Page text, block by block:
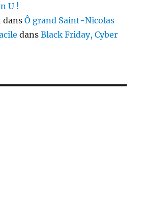
U !
dansÔ grand Saint-Nicolas
dansBlack Friday, Cyber